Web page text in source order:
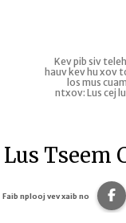
Kev Coj Kev Xub
Kev pib siv
hauv kev hu xov
los mus
ntxov: Lus cej
Tseem
Faib nplooj vev xaib no